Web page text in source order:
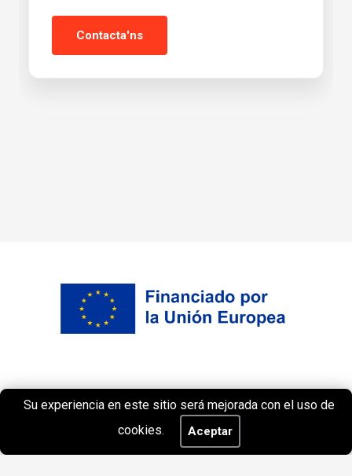
Contacta'ns
Su experiencia en este sitio será mejorada con el uso de
cookies.
Aceptar